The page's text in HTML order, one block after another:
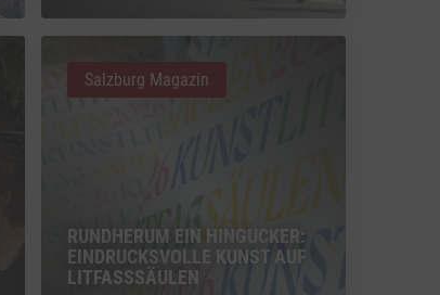
RUNDHERUM EIN HINGUCKER:
EINDRUCKSVOLLE KUNST AUF
LITFASSSÄULEN
Salzburg Magazin